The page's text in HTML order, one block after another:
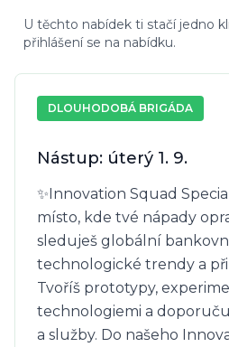
U těchto nabídek ti stačí jedno
přihlášení se na nabídku.
DLOUHODOBÁ BRIGÁDA
Nástup: úterý 1. 9.
✨Innovation Squad
místo, kde tvé nápady
sleduješ globální
technologické trendy a
Tvoříš prototypy,
technologiemi a
a služby. Do našeho